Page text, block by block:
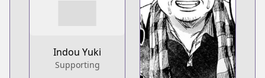
Indou Yuki
Supporting